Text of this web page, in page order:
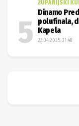
ŽUPANIJSKI
Dinamo
polufinala,
Kapela
23.04.2025. 21:48